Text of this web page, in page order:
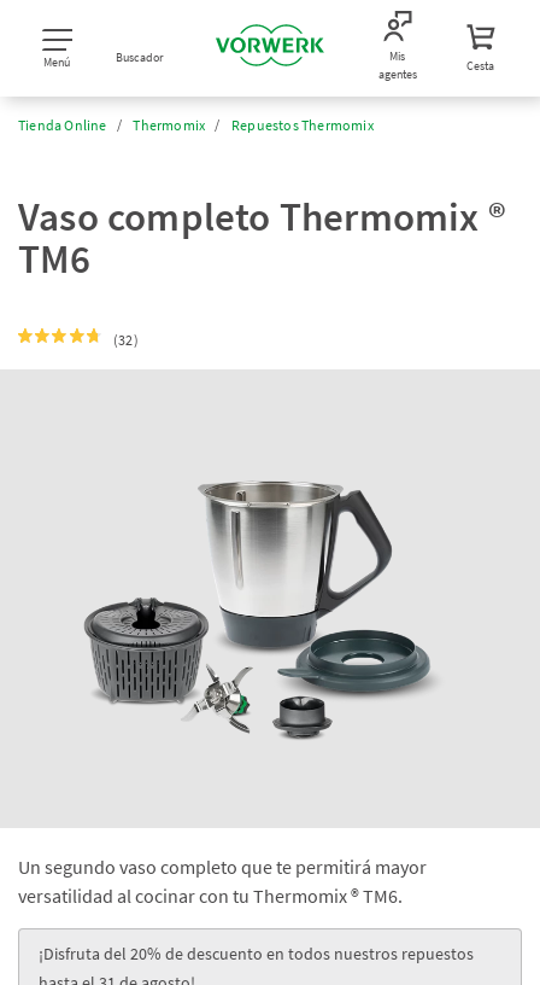
Menú Buscador
Mis
agentes
Cesta
Tienda Online Thermomix Repuestos Thermomix
Vaso completo Thermomix ®
TM6
(32)
Un segundo vaso completo que te permitirá mayor
versatilidad al cocinar con tu Thermomix ® TM6.
¡Disfruta del 20% de descuento en todos nuestros repuestos